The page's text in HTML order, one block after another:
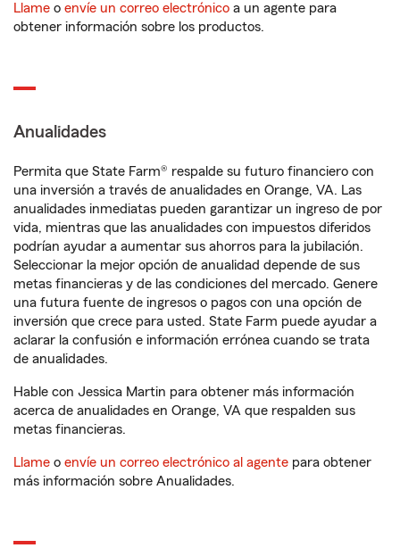
Llame o envíe un correo electrónico a un agente para
obtener información sobre los productos.
Anualidades
Permita que State Farm® respalde su futuro financiero con
una inversión a través de anualidades en Orange, VA. Las
anualidades inmediatas pueden garantizar un ingreso de por
vida, mientras que las anualidades con impuestos diferidos
podrían ayudar a aumentar sus ahorros para la jubilación.
Seleccionar la mejor opción de anualidad depende de sus
metas financieras y de las condiciones del mercado. Genere
una futura fuente de ingresos o pagos con una opción de
inversión que crece para usted. State Farm puede ayudar a
aclarar la confusión e información errónea cuando se trata
de anualidades.
Hable con Jessica Martin para obtener más información
acerca de anualidades en Orange, VA que respalden sus
metas financieras.
Llame o envíe un correo electrónico al agente para obtener
más información sobre Anualidades.